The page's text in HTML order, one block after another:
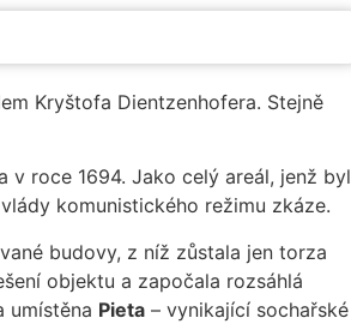
Kryštofa Dientzenhofera. Stejně
v roce 1694. Jako celý areál, jenž byl
komunistického režimu zkáze.
budovy, z níž zůstala jen torza
objektu a započala rozsáhlá
umístěna Pieta – vynikající sochařské